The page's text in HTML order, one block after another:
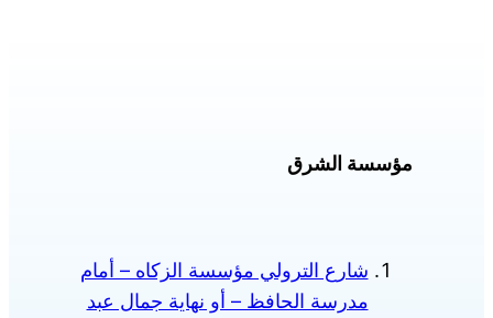
مؤسسة الشرق
شارع الترولي مؤسسة الزكاه – أمام
مدرسة الحافظ – أو نهاية جمال عبد